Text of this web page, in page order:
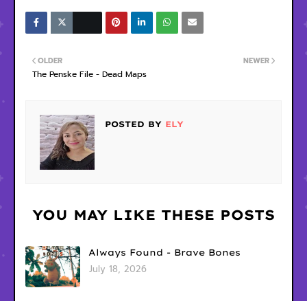
NEWER
OLDER
The Penske File - Dead Maps
POSTED BY ELY
YOU MAY LIKE THESE POSTS
Always Found - Brave Bones
July 18, 2026